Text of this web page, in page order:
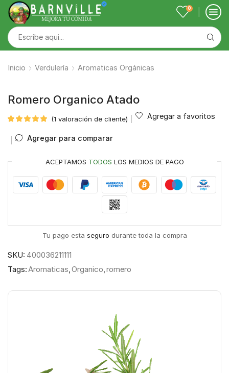
0
Inicio Verdulería Aromaticas Orgánicas
Romero Organico Atado
(1 valoración de cliente) Agregar a favoritos
Agregar para comparar
ACEPTAMOS TODOS LOS MEDIOS DE PAGO
Tu pago esta seguro durante toda la compra
SKU: 400036211111
Tags:Aromaticas,Organico,romero